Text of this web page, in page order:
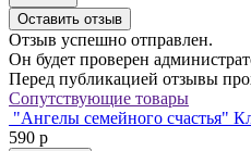
Оставить отзыв
Отзыв успешно отправлен.
Он будет проверен
Перед публикацией отзывы
Сопутствующие товары
"Ангелы семейного счастья"
590 р